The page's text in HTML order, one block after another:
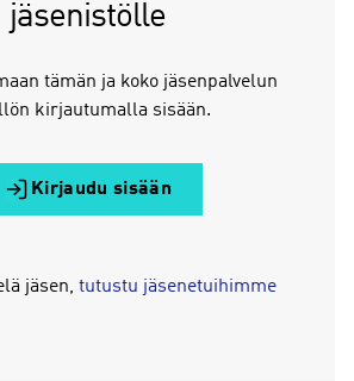
jäsenistölle
tämän ja koko jäsenpalvelun
kirjautumalla sisään.
Kirjaudu sisään
jäsen, tutustu jäsenetuihimme